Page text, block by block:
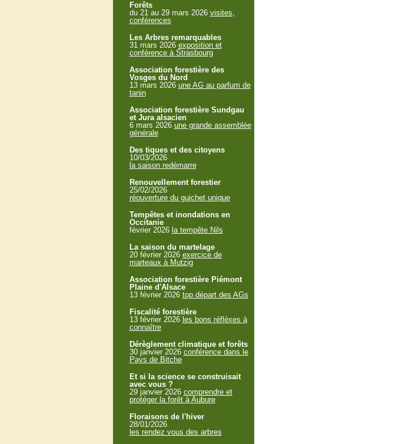
Forêts
du 21 au 29 mars 2026 visites,
conférences
Les Arbres remarquables
31 mars 2026 exposition et
conférence à Strasbourg
Association forestière des
Vosges du Nord
13 mars 2026 une AG au parfum de
tanin
Association forestière Sundgau
et Jura alsacien
6 mars 2026 une grande assemblée
générale
Des tiques et des citoyens
10/03/2026
la saison redémarre
Renouvellement forestier
25/02/2026
réouverture du guichet unique
Tempêtes et inondations en
Occitanie
février 2026 la tempête Nils
La saison du martelage
20 février 2026 exercice de
marteaux à Mutzig
Association forestière Piémont
Plaine d'Alsace
13 février 2026 top départ des AGs
Fiscalité forestière
13 février 2026 les bons réflèxes à
connaître
Dérèglement climatique et forêts
30 janvier 2026 conférence dans le
Pays de Bitche
Et si la science se construisait
avec vous ?
29 janvier 2026 comprendre et
protéger la forêt à Aubure
Floraisons de l'hiver
28/01/2026
les rendez vous des arbres